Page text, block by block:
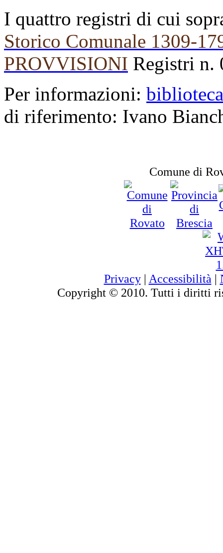
I quattro registri di cui
Storico Comunale 1309-
PROVVISIONI Registri n.
Per informazioni:
di riferimento: Ivano
Comune di
Privacy| Accessibilità|
Copyright © 2010. Tutti i diritti